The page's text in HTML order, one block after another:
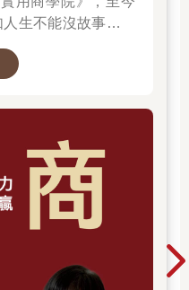
生不能沒故事》也
擇，讓看似遙遠的